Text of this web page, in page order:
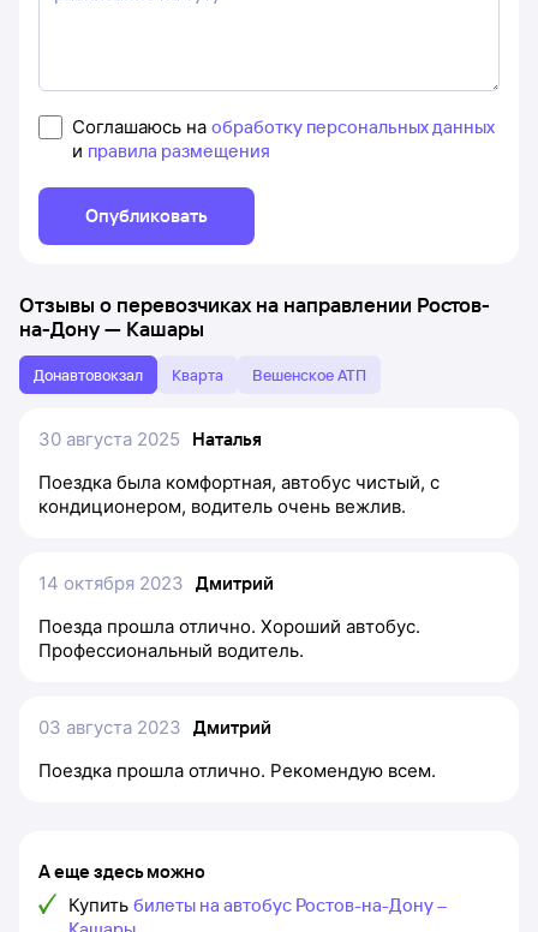
Соглашаюсь на обработку персональных данных
и правила размещения
Опубликовать
Отзывы о перевозчиках на направлении Ростов-
на-Дону— Кашары
Донавтовокзал Кварта Вешенское АТП
30 августа 2025
Наталья
Поездка была комфортная, автобус чистый, с
кондиционером, водитель очень вежлив.
14 октября 2023 Дмитрий
Поезда прошла отлично. Хороший автобус.
Профессиональный водитель.
03 августа 2023 Дмитрий
Поездка прошла отлично. Рекомендую всем.
А еще здесь можно
Купить билеты на автобус Ростов-на-Дону –